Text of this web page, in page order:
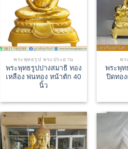
พระพุทธรูป พระประธาน
พระพุทธรูปปางสมาธิ ทอง
เหลือง พ่นทอง หน้าตัก 40
นิ้ว
พร
พระพุท
ปิดทอ